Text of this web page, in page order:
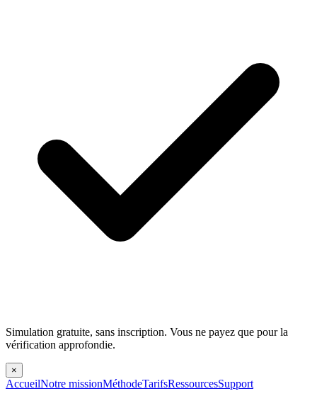
Simulation gratuite, sans inscription. Vous ne payez que pour la
vérification approfondie.
×
AccueilNotre missionMéthodeTarifsRessourcesSupport